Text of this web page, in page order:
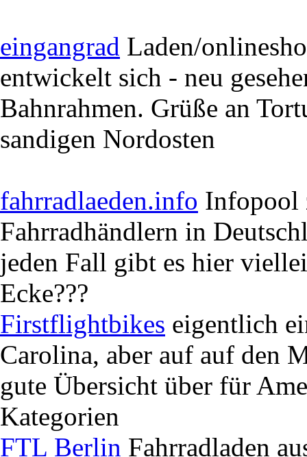
eingangrad Laden/
entwickelt sich - neu
Bahnrahmen. Grüße an
sandigen Nordosten
fahrradlaeden.info Infopool
Fahrradhändlern in
jeden Fall gibt es hier
Ecke???
Firstflightbikes eigentlich
Carolina, aber auf auf den
gute Übersicht über für
Kategorien
FTL Berlin Fahrradladen